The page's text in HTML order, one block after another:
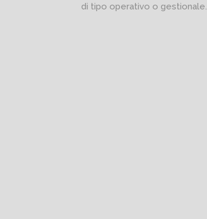
di tipo operativo o gestionale.